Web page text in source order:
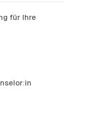
für Ihre